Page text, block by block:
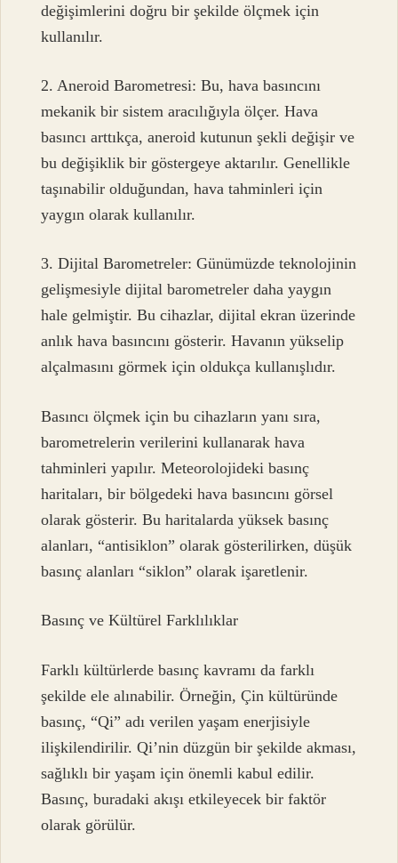
değişimlerini doğru bir şekilde ölçmek için
kullanılır.
2. Aneroid Barometresi: Bu, hava basıncını
mekanik bir sistem aracılığıyla ölçer. Hava
basıncı arttıkça, aneroid kutunun şekli değişir ve
bu değişiklik bir göstergeye aktarılır. Genellikle
taşınabilir olduğundan, hava tahminleri için
yaygın olarak kullanılır.
3. Dijital Barometreler: Günümüzde teknolojinin
gelişmesiyle dijital barometreler daha yaygın
hale gelmiştir. Bu cihazlar, dijital ekran üzerinde
anlık hava basıncını gösterir. Havanın yükselip
alçalmasını görmek için oldukça kullanışlıdır.
Basıncı ölçmek için bu cihazların yanı sıra,
barometrelerin verilerini kullanarak hava
tahminleri yapılır. Meteorolojideki basınç
haritaları, bir bölgedeki hava basıncını görsel
olarak gösterir. Bu haritalarda yüksek basınç
alanları, “antisiklon” olarak gösterilirken, düşük
basınç alanları “siklon” olarak işaretlenir.
Basınç ve Kültürel Farklılıklar
Farklı kültürlerde basınç kavramı da farklı
şekilde ele alınabilir. Örneğin, Çin kültüründe
basınç, “Qi” adı verilen yaşam enerjisiyle
ilişkilendirilir. Qi’nin düzgün bir şekilde akması,
sağlıklı bir yaşam için önemli kabul edilir.
Basınç, buradaki akışı etkileyecek bir faktör
olarak görülür.